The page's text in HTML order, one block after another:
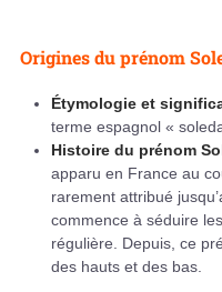
Origines du prénom
Étymologie et
terme espagnol «
Histoire du prénom
apparu en France au
rarement attribué
commence à séduire
régulière. Depuis, ce
des hauts et des bas.